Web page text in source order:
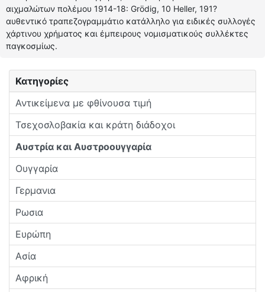
Κατηγορίες
Αντικείμενα με φθίνουσα τιμή
Τσεχοσλοβακία και κράτη διάδοχοι
Αυστρία και Αυστροουγγαρία
Ουγγαρία
Γερμανια
Ρωσια
Ευρώπη
Ασία
Αφρική
αιχμαλώτων πολέμου 1914-18: Grödig, 10 Heller, 191?
αυθεντικό τραπεζογραμμάτιο κατάλληλο για ειδικές συλλογές
χάρτινου χρήματος και έμπειρους νομισματικούς συλλέκτες
παγκοσμίως.